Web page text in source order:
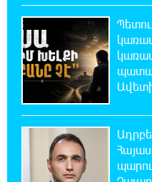
21:10:46 8-08-2026
Քրեական
անձնական և
տվյալների անհարկի
ՄԻՊ
20:51:38 8-08-2026
Զելենսկին ու